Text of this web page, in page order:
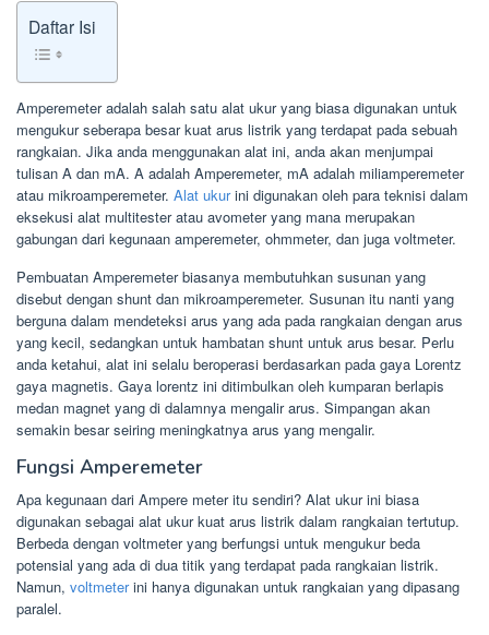
Daftar Isi
Amperemeter adalah salah satu alat ukur yang biasa digunakan untuk
mengukur seberapa besar kuat arus listrik yang terdapat pada sebuah
rangkaian. Jika anda menggunakan alat ini, anda akan menjumpai
tulisan A dan mA. A adalah Amperemeter, mA adalah miliamperemeter
atau mikroamperemeter. Alat ukurini digunakan oleh para teknisi dalam
eksekusi alat multitester atau avometer yang mana merupakan
gabungan dari kegunaan amperemeter, ohmmeter, dan juga voltmeter.
Pembuatan Amperemeter biasanya membutuhkan susunan yang
disebut dengan shunt dan mikroamperemeter. Susunan itu nanti yang
berguna dalam mendeteksi arus yang ada pada rangkaian dengan arus
yang kecil, sedangkan untuk hambatan shunt untuk arus besar. Perlu
anda ketahui, alat ini selalu beroperasi berdasarkan pada gaya Lorentz
gaya magnetis. Gaya lorentz ini ditimbulkan oleh kumparan berlapis
medan magnet yang di dalamnya mengalir arus. Simpangan akan
semakin besar seiring meningkatnya arus yang mengalir.
Fungsi Amperemeter
Apa kegunaan dari Ampere meter itu sendiri? Alat ukur ini biasa
digunakan sebagai alat ukur kuat arus listrik dalam rangkaian tertutup.
Berbeda dengan voltmeter yang berfungsi untuk mengukur beda
potensial yang ada di dua titik yang terdapat pada rangkaian listrik.
Namun, voltmeterini hanya digunakan untuk rangkaian yang dipasang
paralel.